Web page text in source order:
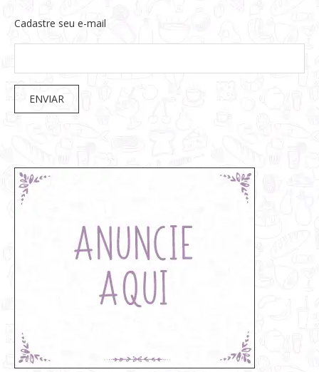
Cadastre seu e-mail